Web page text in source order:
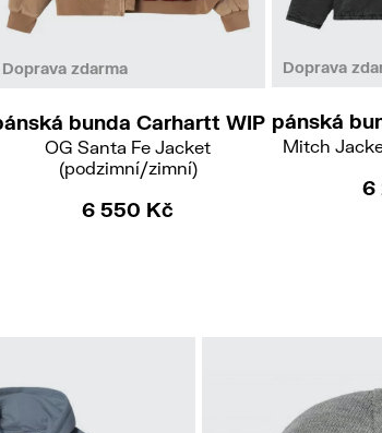
Doprava zdarma
MXL
bunda Carhartt WIP
OG Santa Fe Jacket
(podzimní/zimní)
6 550 Kč
Doprava
pánská
Mitch
6